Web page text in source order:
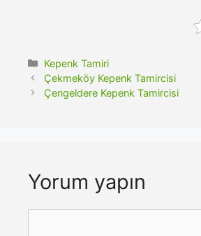
Kategoriler
Kepenk Tamiri
Çekmeköy Kepenk Tamircisi
Çengeldere Kepenk Tamircisi
Yorum yapın